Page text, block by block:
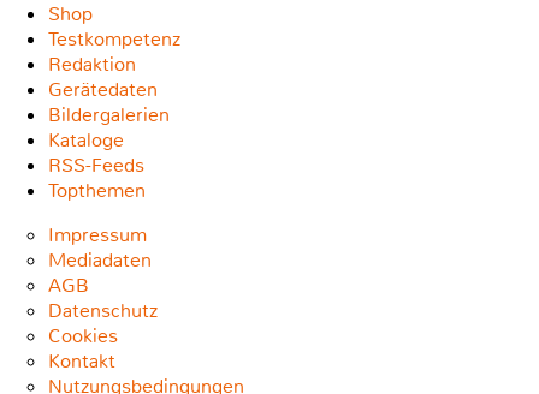
Shop
Testkompetenz
Redaktion
Gerätedaten
Bildergalerien
Kataloge
RSS-Feeds
Topthemen
Impressum
Mediadaten
AGB
Datenschutz
Cookies
Kontakt
Nutzungsbedingungen